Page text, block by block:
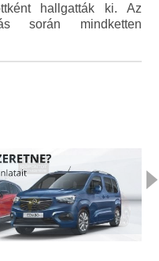
hallgatták ki. Az
során mindketten